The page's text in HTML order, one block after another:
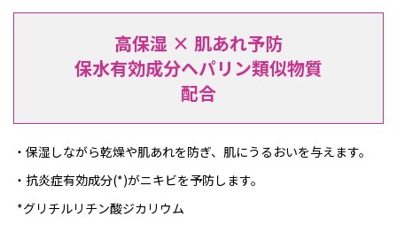
高保湿 × 肌あれ予防
保水有効成分ヘパリン類似物質
配合
保湿しながら乾燥や肌あれを防ぎ、肌にうるおいを与えます。
抗炎症有効成分(*)がニキビを予防します。
*グリチルリチン酸ジカリウム